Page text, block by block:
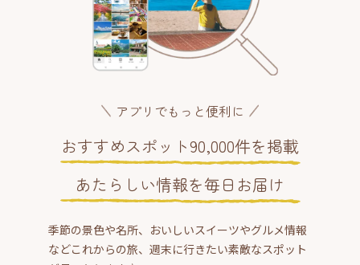
アプリでもっと便利に
おすすめスポット90,000件を掲載
あたらしい情報を毎日お届け
季節の景色や名所、おいしいスイーツやグルメ情報
などこれからの旅、週末に行きたい素敵なスポット